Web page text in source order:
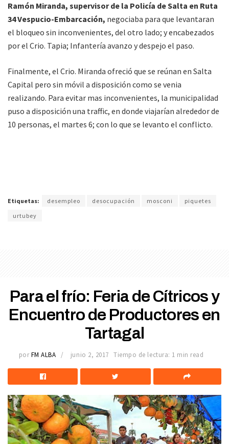
Ramón Miranda, supervisor de la Policía de Salta en Ruta
34 Vespucio-Embarcación, negociaba para que levantaran
el bloqueo sin inconvenientes, del otro lado; y encabezados
por el Crio. Tapia; Infantería avanzo y despejo el paso.
Finalmente, el Crio. Miranda ofreció que se reúnan en Salta
Capital pero sin móvil a disposición como se venia
realizando. Para evitar mas inconvenientes, la municipalidad
puso a disposición una traffic, en donde viajarían alrededor de
10 personas, el martes 6; con lo que se levanto el conflicto.
Etiquetas: desempleo desocupación mosconi
piquetes
urtubey
Para el frío: Feria de Cítricos y
Encuentro de Productores en
Tartagal
por FM ALBA junio 2, 2017 Tiempo de lectura: 1 min read